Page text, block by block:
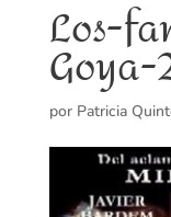
Los-
por Patricia